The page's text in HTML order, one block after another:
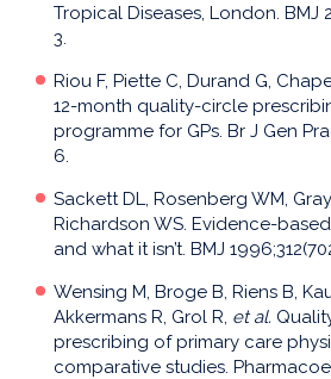
Tropical Diseases, London. BMJ
3.
Riou F, Piette C, Durand G,
12-month quality-circle
programme for GPs. Br J Gen
6.
Sackett DL, Rosenberg WM,
Richardson WS. Evidence-
and what it isn’t. BMJ
Wensing M, Broge B, Riens B,
Akkermans R, Grol R, et al.
prescribing of primary care
comparative studies.